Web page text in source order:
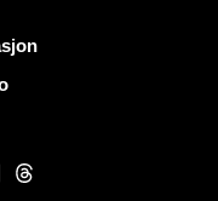
Threads